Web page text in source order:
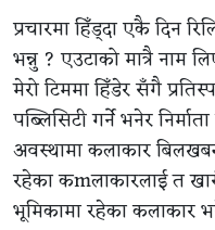
प्रचारमा हिँड्दा एकै दिन
भन्नु ? एउटाको मात्रै नाम
मेरो टिममा हिँडेर सँगै
पब्लिसिटी गर्ने भनेर
अवस्थामा कलाकार
रहेका कmलाकारलाई त
भूमिकामा रहेका कलाकार